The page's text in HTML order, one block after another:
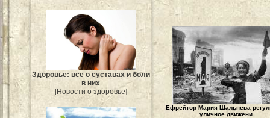
Здоровье: всё о суставах и боли
в них
[Новости о здоровье]
Ефрейтор Мария Шальнева
уличное движени